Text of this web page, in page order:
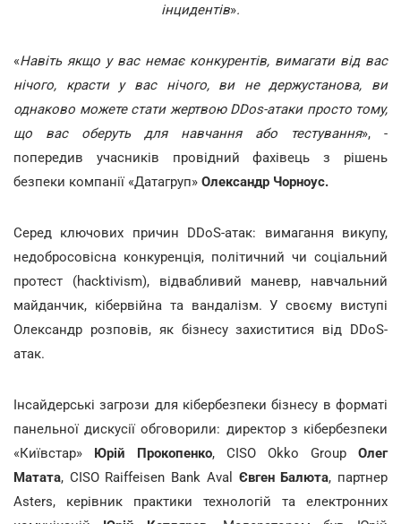
інцидентів».
«Навіть якщо у вас немає конкурентів, вимагати від вас
нічого, красти у вас нічого, ви не держустанова, ви
однаково можете стати жертвою DDos-атаки просто тому,
що вас оберуть для навчання або тестування», -
попередив учасників провідний фахівець з рішень
безпеки компанії «Датагруп» Олександр Чорноус.
Серед ключових причин DDoS-атак: вимагання викупу,
недобросовісна конкуренція, політичний чи соціальний
протест (hacktivism), відвабливий маневр, навчальний
майданчик, кібервійна та вандалізм. У своєму виступі
Олександр розповів, як бізнесу захиститися від DDoS-
атак.
Інсайдерські загрози для кібербезпеки бізнесу в форматі
панельної дискусії обговорили: директор з кібербезпеки
«Київстар» Юрій Прокопенко, CISO Okko Group Олег
Матата, CISO Raiffeisen Bank Aval Євген Балюта, партнер
Asters, керівник практики технологій та електронних